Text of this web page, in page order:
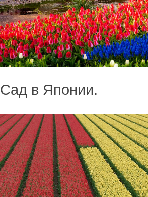
Сад в Японии.